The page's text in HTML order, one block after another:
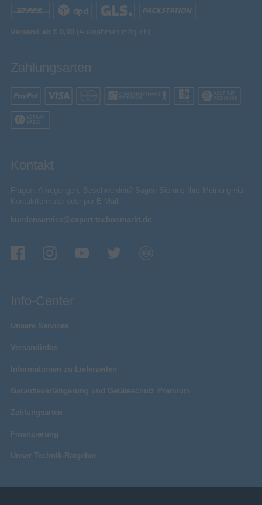
Versand ab € 0,00 (Ausnahmen möglich)
Zahlungsarten
Kontakt
Fragen, Anregungen, Beschwerden? Sagen Sie uns Ihre Meinung via
Kontaktformular oder per E-Mail:
kundenservice@expert-technomarkt.de
Info-Center
Unsere Services
Versandinfos
Informationen zu Lieferzeiten
Garantieverlängerung und Geräteschutz Premium
Zahlungsarten
Finanzierung
Unser Technik-Ratgeber